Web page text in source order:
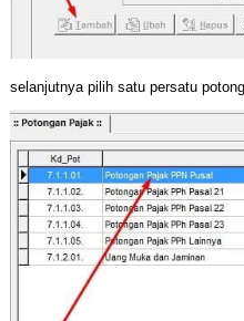
selanjutnya pilih satu persatu